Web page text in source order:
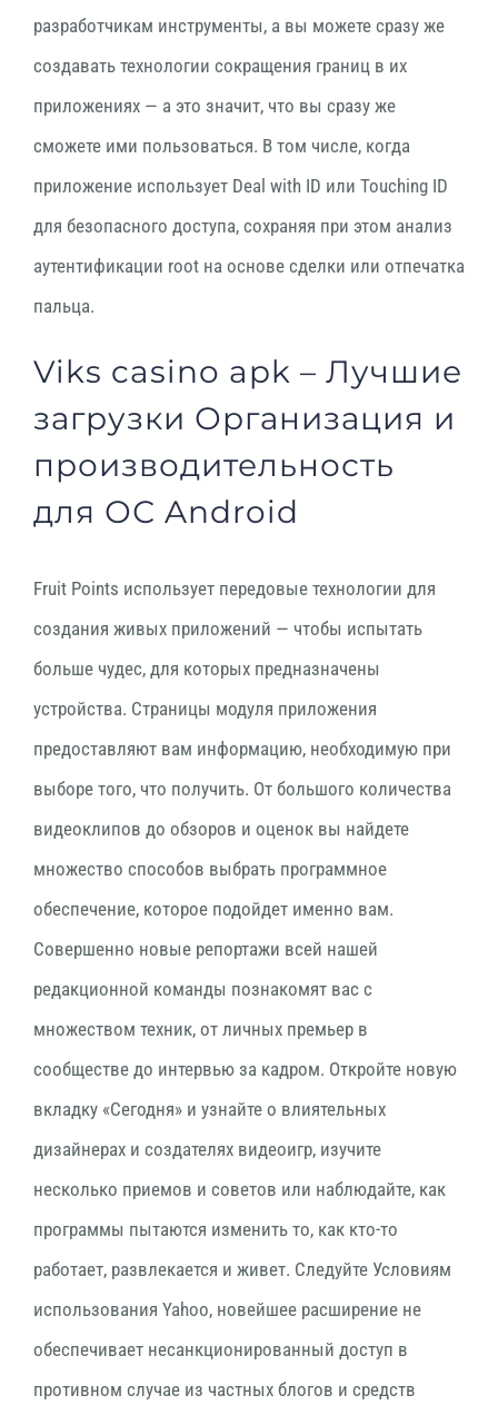
разработчикам инструменты, а вы можете сразу же
создавать технологии сокращения границ в их
приложениях — а это значит, что вы сразу же
сможете ими пользоваться. В том числе, когда
приложение использует Deal with ID или Touching ID
для безопасного доступа, сохраняя при этом анализ
аутентификации root на основе сделки или отпечатка
пальца.
Viks casino apk – Лучшие
загрузки Организация и
производительность
для ОС Android
Fruit Points использует передовые технологии для
создания живых приложений — чтобы испытать
больше чудес, для которых предназначены
устройства. Страницы модуля приложения
предоставляют вам информацию, необходимую при
выборе того, что получить. От большого количества
видеоклипов до обзоров и оценок вы найдете
множество способов выбрать программное
обеспечение, которое подойдет именно вам.
Совершенно новые репортажи всей нашей
редакционной команды познакомят вас с
множеством техник, от личных премьер в
сообществе до интервью за кадром. Откройте новую
вкладку «Сегодня» и узнайте о влиятельных
дизайнерах и создателях видеоигр, изучите
несколько приемов и советов или наблюдайте, как
программы пытаются изменить то, как кто-то
работает, развлекается и живет. Следуйте Условиям
использования Yahoo, новейшее расширение не
обеспечивает несанкционированный доступ в
противном случае из частных блогов и средств